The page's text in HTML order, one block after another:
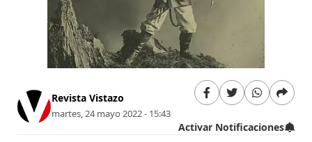
Revista Vistazo
martes, 24 mayo 2022 - 15:43
Activar Notificaciones